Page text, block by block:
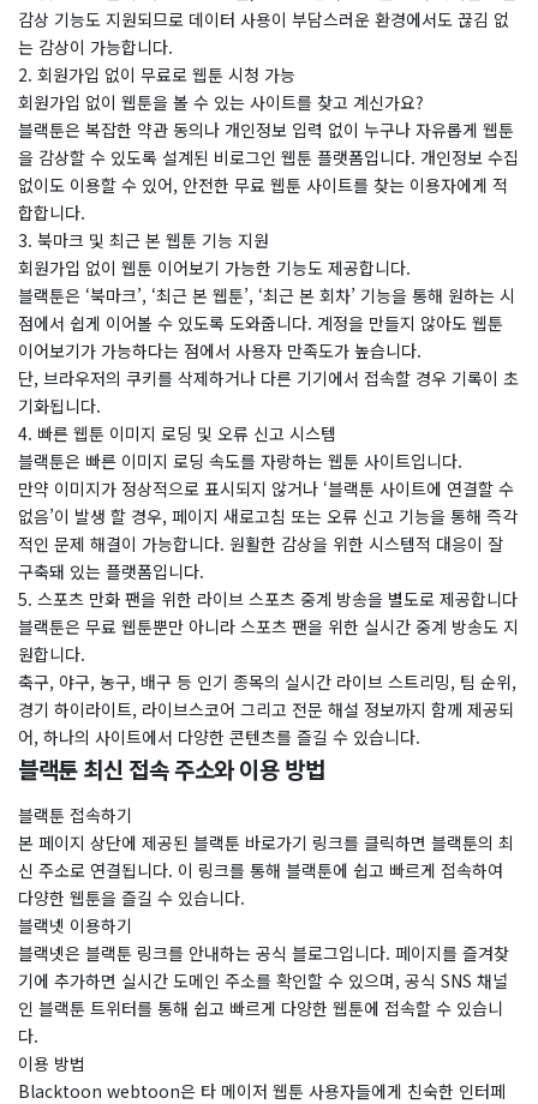
감상 기능도 지원되므로 데이터 사용이 부담스러운 환경에서도 끊김 없
는 감상이 가능합니다.
2. 회원가입 없이 무료로 웹툰 시청 가능
회원가입 없이 웹툰을 볼 수 있는 사이트를 찾고 계신가요?
블랙툰은 복잡한 약관 동의나 개인정보 입력 없이 누구나 자유롭게 웹툰
을 감상할 수 있도록 설계된 비로그인 웹툰 플랫폼입니다. 개인정보 수집
없이도 이용할 수 있어, 안전한 무료 웹툰 사이트를 찾는 이용자에게 적
합합니다.
3. 북마크 및 최근 본 웹툰 기능 지원
회원가입 없이 웹툰 이어보기 가능한 기능도 제공합니다.
블랙툰은 ‘북마크’, ‘최근 본 웹툰’, ‘최근 본 회차’ 기능을 통해 원하는 시
점에서 쉽게 이어볼 수 있도록 도와줍니다. 계정을 만들지 않아도 웹툰
이어보기가 가능하다는 점에서 사용자 만족도가 높습니다.
단, 브라우저의 쿠키를 삭제하거나 다른 기기에서 접속할 경우 기록이 초
기화됩니다.
4. 빠른 웹툰 이미지 로딩 및 오류 신고 시스템
블랙툰은 빠른 이미지 로딩 속도를 자랑하는 웹툰 사이트입니다.
만약 이미지가 정상적으로 표시되지 않거나 ‘블랙툰 사이트에 연결할 수
없음’이 발생 할 경우, 페이지 새로고침 또는 오류 신고 기능을 통해 즉각
적인 문제 해결이 가능합니다. 원활한 감상을 위한 시스템적 대응이 잘
구축돼 있는 플랫폼입니다.
5. 스포츠 만화 팬을 위한 라이브 스포츠 중계 방송을 별도로 제공합니다
블랙툰은 무료 웹툰뿐만 아니라 스포츠 팬을 위한 실시간 중계 방송도 지
원합니다.
축구, 야구, 농구, 배구 등 인기 종목의 실시간 라이브 스트리밍, 팀 순위,
경기 하이라이트, 라이브스코어 그리고 전문 해설 정보까지 함께 제공되
어, 하나의 사이트에서 다양한 콘텐츠를 즐길 수 있습니다.
블랙툰 최신 접속 주소와 이용 방법
블랙툰 접속하기
본 페이지 상단에 제공된 블랙툰 바로가기 링크를 클릭하면 블랙툰의 최
신 주소로 연결됩니다. 이 링크를 통해 블랙툰에 쉽고 빠르게 접속하여
다양한 웹툰을 즐길 수 있습니다.
블랙넷 이용하기
블랙넷은 블랙툰 링크를 안내하는 공식 블로그입니다. 페이지를 즐겨찾
기에 추가하면 실시간 도메인 주소를 확인할 수 있으며, 공식 SNS 채널
인 블랙툰 트위터를 통해 쉽고 빠르게 다양한 웹툰에 접속할 수 있습니
다.
이용 방법
Blacktoon webtoon은 타 메이저 웹툰 사용자들에게 친숙한 인터페